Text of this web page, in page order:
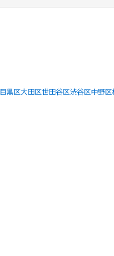
目黒区大田区世田谷区渋谷区中野区